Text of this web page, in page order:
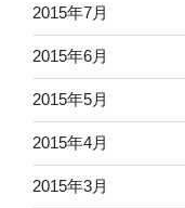
2015年7月
2015年6月
2015年5月
2015年4月
2015年3月